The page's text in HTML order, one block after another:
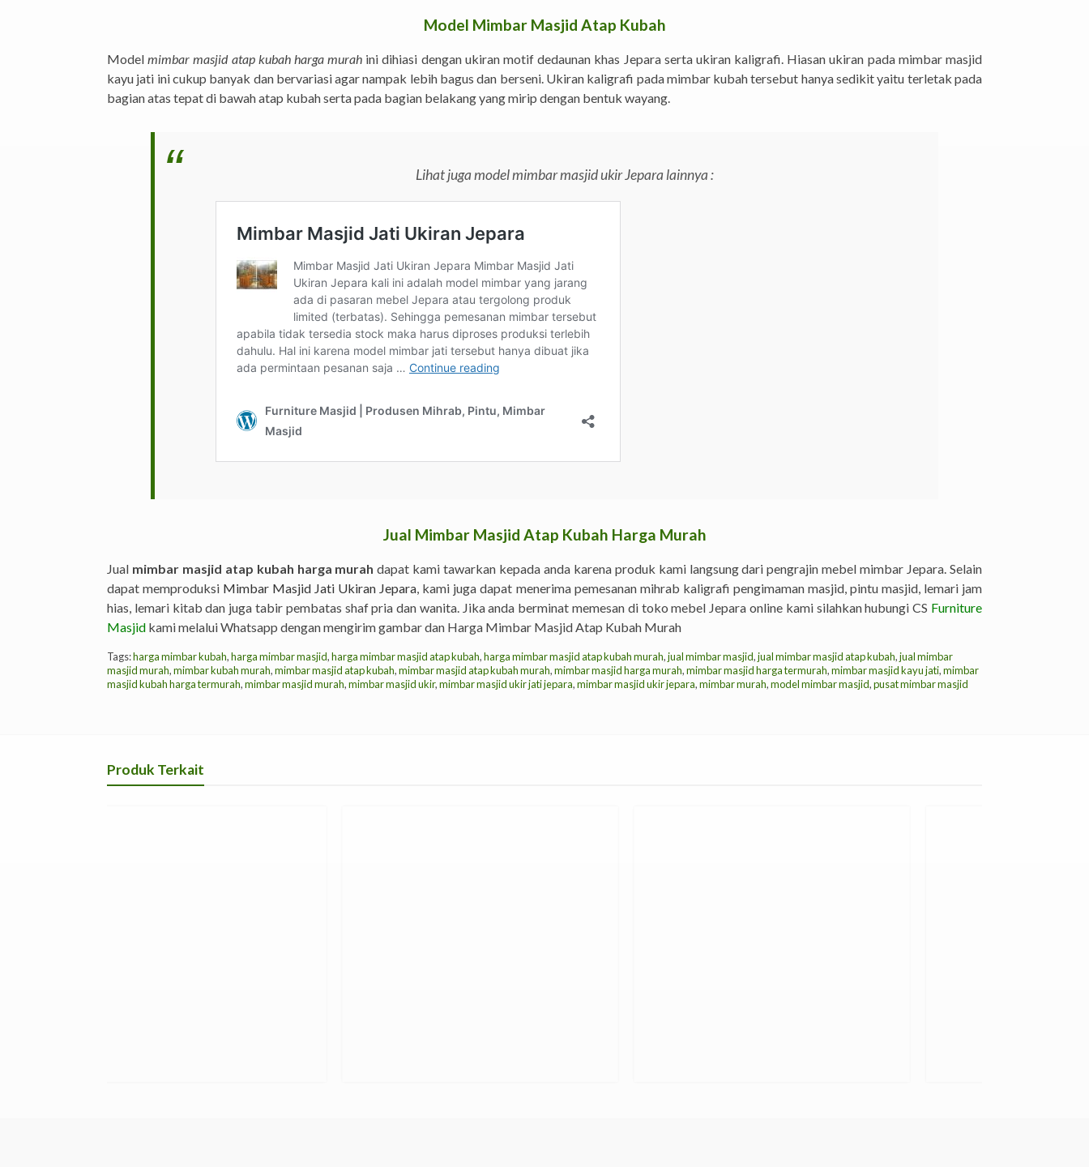
Model Mimbar Masjid Atap Kubah
Modelmimbar masjid atap kubah harga murah ini dihiasi dengan ukiran motif dedaunan khas Jepara serta ukiran kaligrafi. Hiasan ukiran pada mimbar masjid
kayu jati ini cukup banyak dan bervariasi agar nampak lebih bagus dan berseni. Ukiran kaligrafi pada mimbar kubah tersebut hanya sedikit yaitu terletak pada
bagian atas tepat di bawah atap kubah serta pada bagian belakang yang mirip dengan bentuk wayang.
Lihat juga model mimbar masjid ukir Jepara lainnya :
Jual Mimbar Masjid Atap Kubah Harga Murah
Jual mimbar masjid atap kubah harga murah dapat kami tawarkan kepada anda karena produk kami langsung dari pengrajin mebel mimbar Jepara. Selain
dapat memproduksi Mimbar Masjid Jati Ukiran Jepara, kami juga dapat menerima pemesanan mihrab kaligrafi pengimaman masjid, pintu masjid, lemari jam
hias, lemari kitab dan juga tabir pembatas shaf pria dan wanita. Jika anda berminat memesan di toko mebel Jepara online kami silahkan hubungi CS Furniture
Masjid kami melalui Whatsapp dengan mengirim gambar dan Harga Mimbar Masjid Atap Kubah Murah
Tags:harga mimbar kubah,harga mimbar masjid,harga mimbar masjid atap kubah,harga mimbar masjid atap kubah murah,jual mimbar masjid,jual mimbar masjid atap kubah,jual mimbar
masjid murah,mimbar kubah murah,mimbar masjid atap kubah,mimbar masjid atap kubah murah,mimbar masjid harga murah,mimbar masjid harga termurah,mimbar masjid kayu jati,mimbar
masjid kubah harga termurah,mimbar masjid murah,mimbar masjid ukir,mimbar masjid ukir jati jepara,mimbar masjid ukir jepara,mimbar murah,model mimbar masjid,pusat mimbar masjid
Produk Terkait